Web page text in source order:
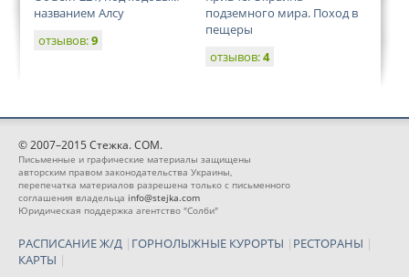
названием Алсу
отзывов:9
подземного мира. Поход в
пещеры
отзывов:4
© 2007–2015 Стежка. COM.
Письменные и графические материалы защищены
авторским правом законодательства Украины,
перепечатка материалов разрешена только с письменного
соглашения владельца info@stejka.com
Юридическая поддержка агентство "Солби"
РАСПИСАНИЕ Ж/Д | ГОРНОЛЫЖНЫЕ КУРОРТЫ | РЕСТОРАНЫ |
КАРТЫ |